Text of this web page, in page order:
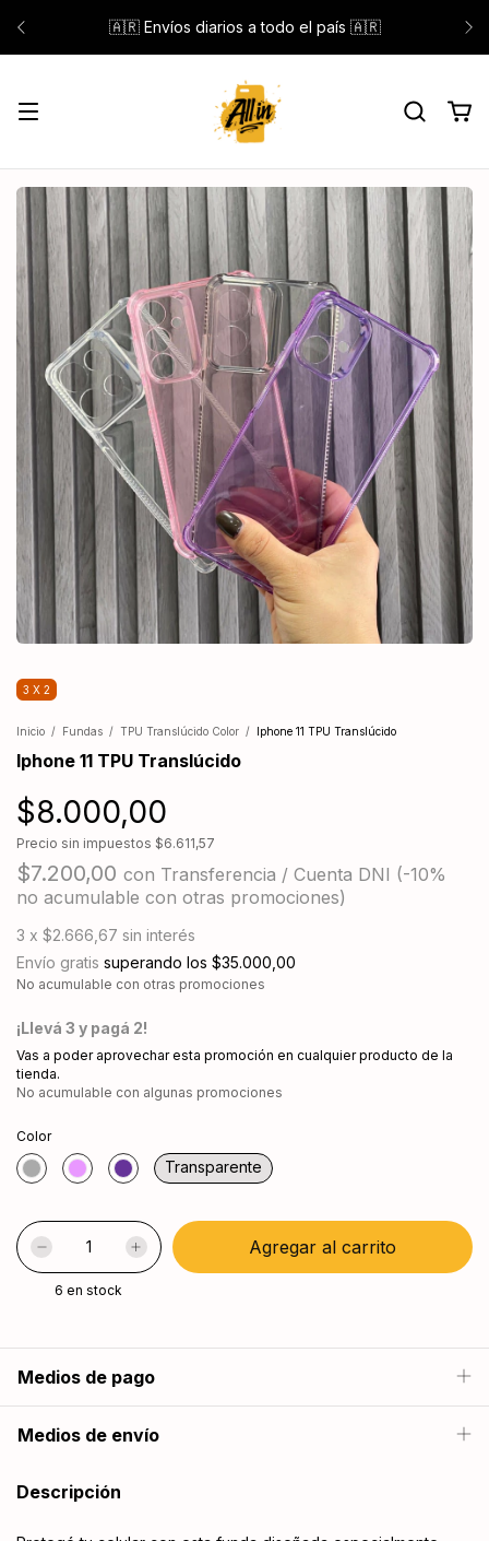
🇦🇷 Envíos diarios a todo el país 🇦🇷
3 X 2
Inicio / Fundas / TPU Translúcido Color / Iphone 11 TPU Translúcido
Iphone 11 TPU Translúcido
$8.000,00
Precio sin impuestos $6.611,57
$7.200,00 con Transferencia / Cuenta DNI (-10%
no acumulable con otras promociones)
3 x $2.666,67 sin interés
Envío gratis superando los $35.000,00
No acumulable con otras promociones
¡Llevá 3 y pagá 2!
Vas a poder aprovechar esta promoción en cualquier producto de la
tienda.
No acumulable con algunas promociones
Color
Transparente
6 en stock
Medios de pago
Medios de envío
Descripción